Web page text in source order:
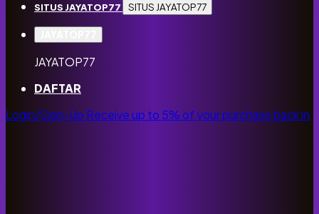
SITUS JAYATOP77 SITUS JAYATOP77
JAYATOP77
DAFTAR
Login/Sign-Up Receive up to 5% of your purchase back in